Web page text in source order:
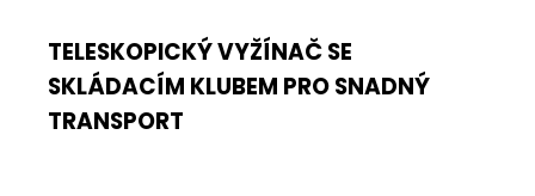
TELESKOPICKÝ VYŽÍNAČ SE
SKLÁDACÍM KLUBEM PRO SNADNÝ
TRANSPORT